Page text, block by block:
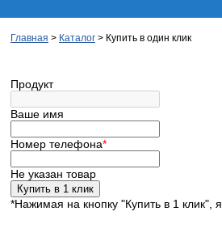
Главная Каталог Купить в один клик
Продукт
Ваше имя
Номер телефона*
Не указан товар
Купить в 1 клик
*Нажимая на кнопку "Купить в 1 клик",